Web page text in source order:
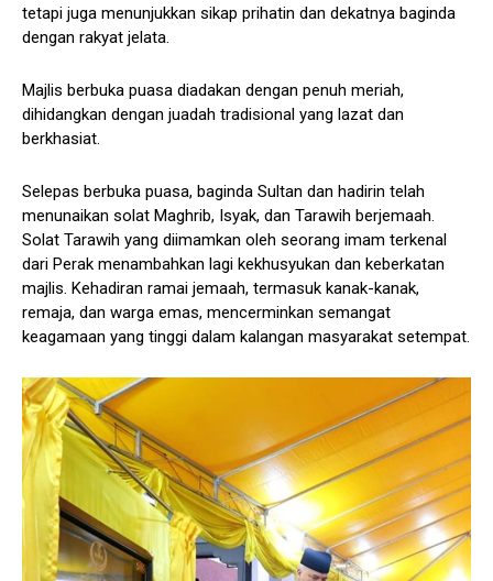
tetapi juga menunjukkan sikap prihatin dan dekatnya baginda
dengan rakyat jelata.
Majlis berbuka puasa diadakan dengan penuh meriah,
dihidangkan dengan juadah tradisional yang lazat dan
berkhasiat.
Selepas berbuka puasa, baginda Sultan dan hadirin telah
menunaikan solat Maghrib, Isyak, dan Tarawih berjemaah.
Solat Tarawih yang diimamkan oleh seorang imam terkenal
dari Perak menambahkan lagi kekhusyukan dan keberkatan
majlis. Kehadiran ramai jemaah, termasuk kanak-kanak,
remaja, dan warga emas, mencerminkan semangat
keagamaan yang tinggi dalam kalangan masyarakat setempat.